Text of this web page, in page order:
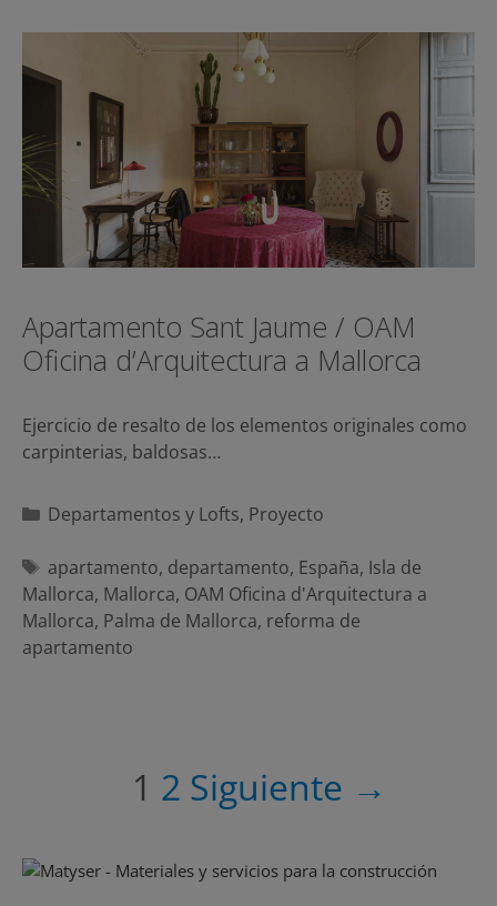
Apartamento Sant Jaume / OAM
Oficina d’Arquitectura a Mallorca
Ejercicio de resalto de los elementos originales como
carpinterias, baldosas…
Categorías
Departamentos y Lofts, Proyecto
Etiquetas
apartamento, departamento, España, Isla de
Mallorca, Mallorca, OAM Oficina d'Arquitectura a
Mallorca, Palma de Mallorca, reforma de
apartamento
Navegación1 2 Siguiente →